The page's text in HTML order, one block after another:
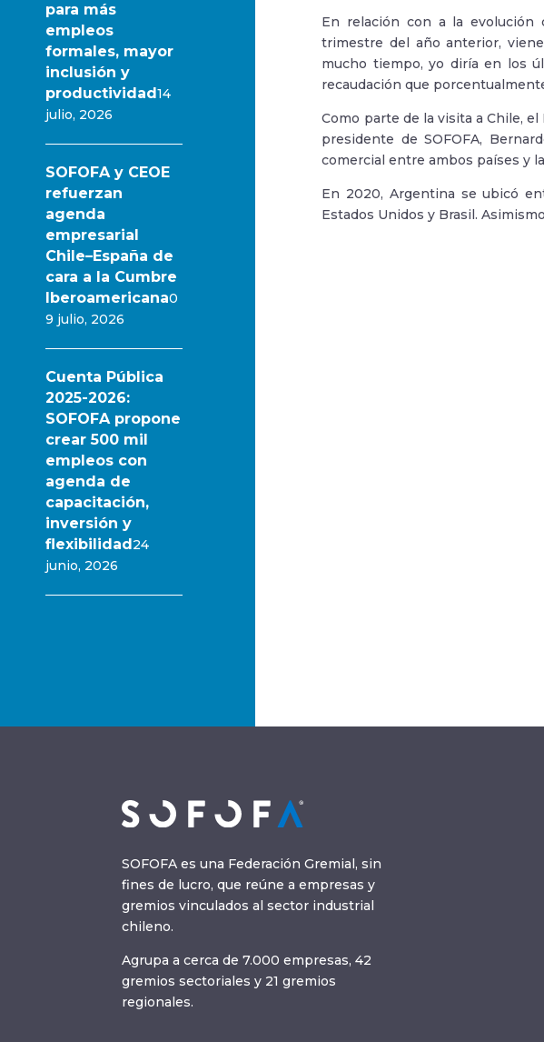
para más
empleos
formales, mayor
inclusión y
productividad14
julio, 2026
SOFOFA y CEOE
refuerzan
agenda
empresarial
Chile–España de
cara a la Cumbre
Iberoamericana0
9 julio, 2026
Cuenta Pública
2025-2026:
SOFOFA propone
crear 500 mil
empleos con
agenda de
capacitación,
inversión y
flexibilidad24
junio, 2026
En relación con a la evolución
trimestre del año anterior,
mucho tiempo, yo diría en los
recaudación que
Como parte de la visita a Chile,
presidente de SOFOFA,
comercial entre ambos países y
En 2020, Argentina se ubicó
Estados Unidos y Brasil.
SOFOFA es una Federación Gremial, sin
fines de lucro, que reúne a empresas y
gremios vinculados al sector industrial
chileno.
Agrupa a cerca de 7.000 empresas, 42
gremios sectoriales y 21 gremios
regionales.